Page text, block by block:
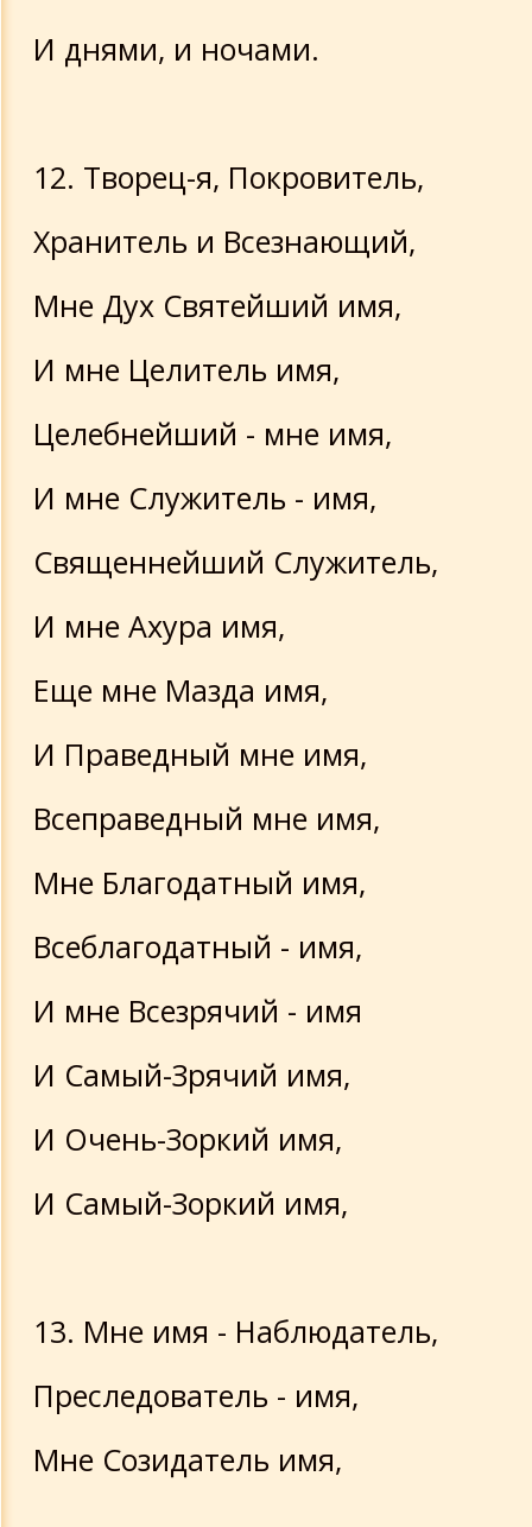
И днями, и ночами.
12. Творец-я, Покровитель,
Хранитель и Всезнающий,
Мне Дух Святейший имя,
И мне Целитель имя,
Целебнейший - мне имя,
И мне Служитель - имя,
Священнейший Служитель,
И мне Ахура имя,
Еще мне Мазда имя,
И Праведный мне имя,
Всеправедный мне имя,
Мне Благодатный имя,
Всеблагодатный - имя,
И мне Всезрячий - имя
И Самый-Зрячий имя,
И Очень-Зоркий имя,
И Самый-Зоркий имя,
13. Мне имя - Наблюдатель,
Преследователь - имя,
Мне Созидатель имя,